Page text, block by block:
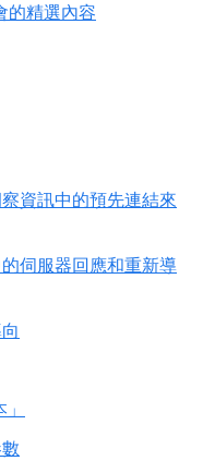
的精選內容
資訊中的預先連結來
伺服器回應和重新導